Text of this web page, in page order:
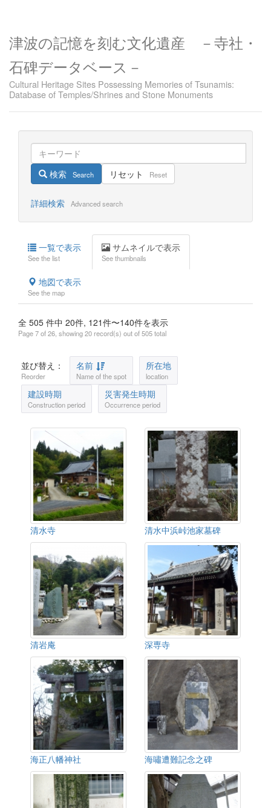
津波の記憶を刻む文化遺産 －寺社・
石碑データベース－
Cultural Heritage Sites Possessing Memories of Tsunamis:
Database of Temples/Shrines and Stone Monuments
検索 Search リセット Reset
詳細検索 Advanced search
一覧で表示
See the list
サムネイルで表示
See thumbnails
地図で表示
See the map
全 505 件中 20件, 121件〜140件を表示
Page 7 of 26, showing 20 record(s) out of 505 total
並び替え：
Reorder
名前
Name of the spot
所在地
location
建設時期
Construction period
災害発生時期
Occurrence period
清水寺 清水中浜峠池家墓碑
清岩庵 深専寺
海正八幡神社 海嘯遭難記念之碑